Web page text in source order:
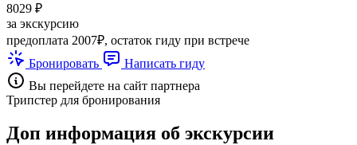
8029 ₽
за экскурсию
предоплата 2007₽, остаток гиду при встрече
Бронировать
Написать гиду
Вы перейдете на сайт партнера
Трипстер для бронирования
Доп информация об экскурсии